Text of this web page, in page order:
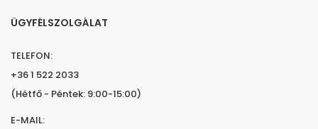
ÜGYFÉLSZOLGÁLAT
TELEFON:
+36 1 522 2033
(Hétfő - Péntek: 9:00-15:00)
E-MAIL: